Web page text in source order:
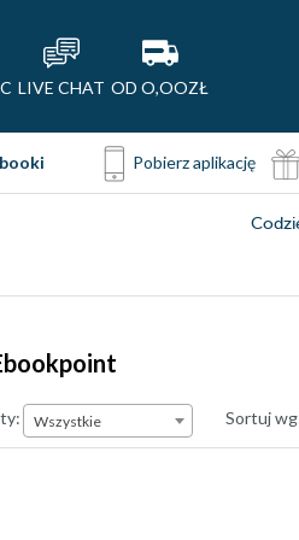
LIVE CHAT OD O,OOZŁ
Pobierz aplikację
Wszystkie Sortuj